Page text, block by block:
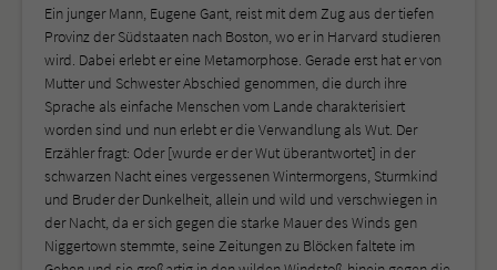
Ein junger Mann, Eugene Gant, reist mit dem Zug aus der tiefen
Provinz der Südstaaten nach Boston, wo er in Harvard studieren
wird. Dabei erlebt er eine Metamorphose. Gerade erst hat er von
Mutter und Schwester Abschied genommen, die durch ihre
Sprache als einfache Menschen vom Lande charakterisiert
worden sind und nun erlebt er die Verwandlung als Wut. Der
Erzähler fragt: Oder [wurde er der Wut überantwortet] in der
schwarzen Nacht eines vergessenen Wintermorgens, Sturmkind
und Bruder der Dunkelheit, allein und wild und verschwiegen in
der Nacht, da er sich gegen die starke Mauer des Winds gen
Niggertown stemmte, seine Zeitungen zu Blöcken faltete im